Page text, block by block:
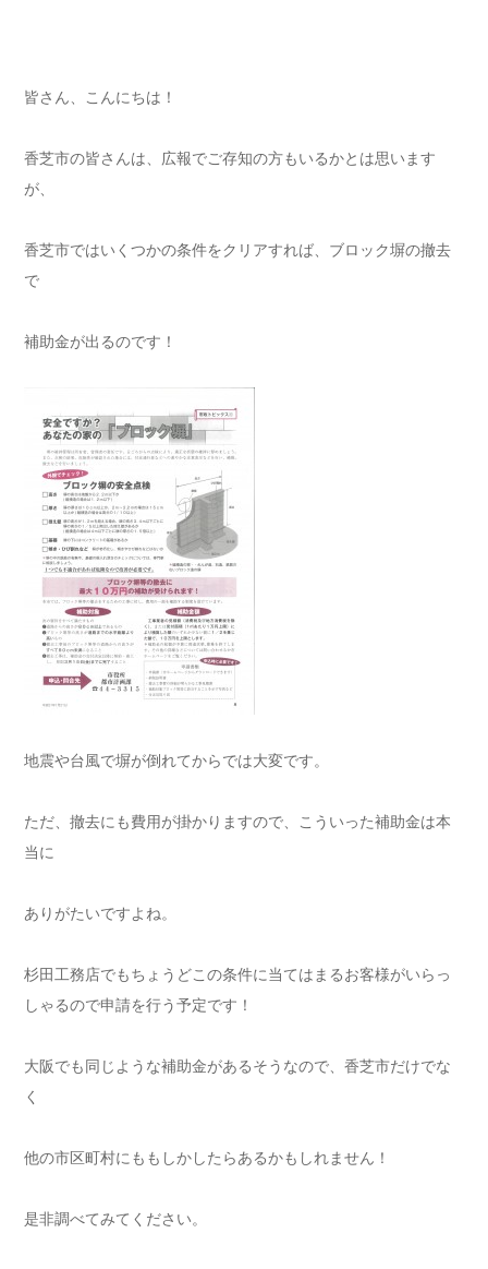
皆さん、こんにちは！
香芝市の皆さんは、広報でご存知の方もいるかとは思います
が、
香芝市ではいくつかの条件をクリアすれば、ブロック塀の撤去
で
補助金が出るのです！
地震や台風で塀が倒れてからでは大変です。
ただ、撤去にも費用が掛かりますので、こういった補助金は本
当に
ありがたいですよね。
杉田工務店でもちょうどこの条件に当てはまるお客様がいらっ
しゃるので申請を行う予定です！
大阪でも同じような補助金があるそうなので、香芝市だけでな
く
他の市区町村にももしかしたらあるかもしれません！
是非調べてみてください。